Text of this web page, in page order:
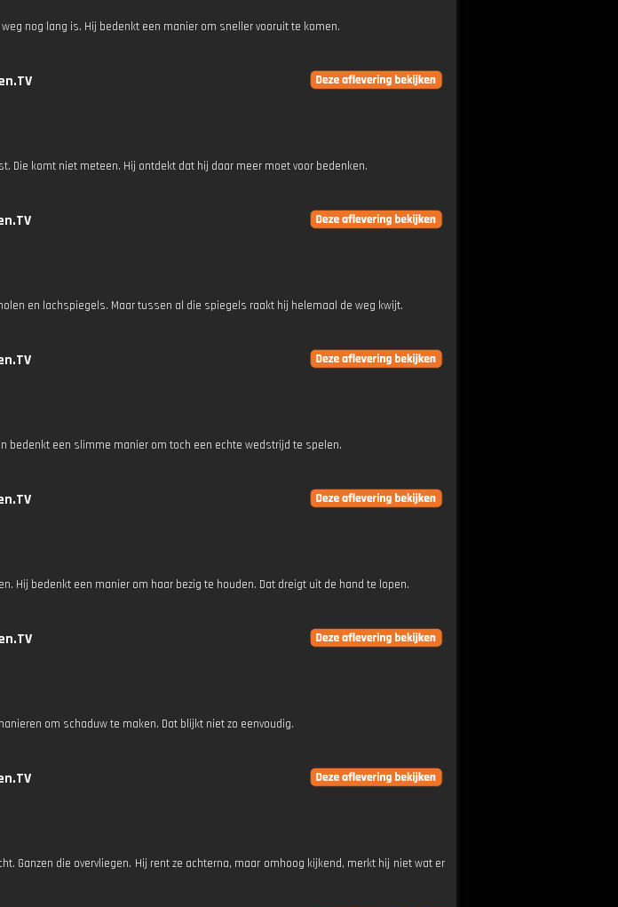
nog lang is. Hij bedenkt een manier om sneller vooruit te komen.
Die komt niet meteen. Hij ontdekt dat hij daar meer moet voor bedenken.
en lachspiegels. Maar tussen al die spiegels raakt hij helemaal de weg kwijt.
bedenkt een slimme manier om toch een echte wedstrijd te spelen.
Hij bedenkt een manier om haar bezig te houden. Dat dreigt uit de hand te lopen.
om schaduw te maken. Dat blijkt niet zo eenvoudig.
Ganzen die overvliegen. Hij rent ze achterna, maar omhoog kijkend, merkt hij niet wat er